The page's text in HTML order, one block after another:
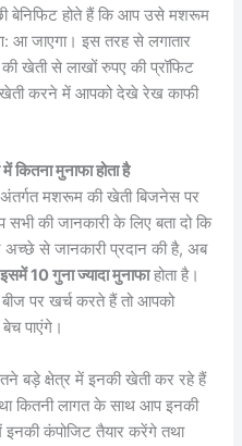
बेनिफिट होते हैं कि आप उसे मशरूम
आ जाएगा। इस तरह से लगातार
खेती से लाखों रुपए की प्रॉफिट
करने में आपको देखे रेख काफी
मुनाफा होता है
मशरूम की खेती बिजनेस पर
की जानकारी के लिए बता दो कि
से जानकारी प्रदान की है, अब
10 गुना ज्यादा मुनाफाहोता है।
पर खर्च करते हैं तो आपको
पाएंगे।
बड़े क्षेत्र में इनकी खेती कर रहे हैं
कितनी लागत के साथ आप इनकी
इनकी कंपोजिट तैयार करेंगे तथा